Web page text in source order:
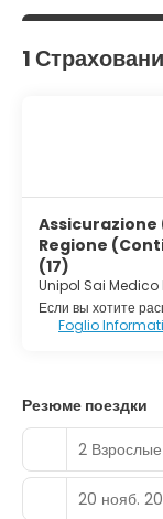
1
Assicurazione
Regione
(17)
Unipol Sai
Если вы хотите
Foglio
Резюме поездки
2 Взрослые
20 нояб.